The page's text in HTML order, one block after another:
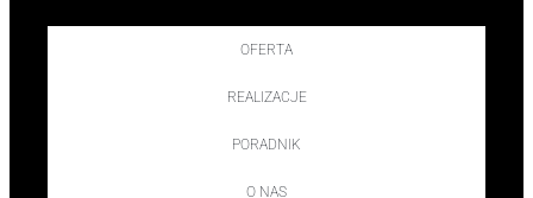
OFERTA
REALIZACJE
PORADNIK
O NAS